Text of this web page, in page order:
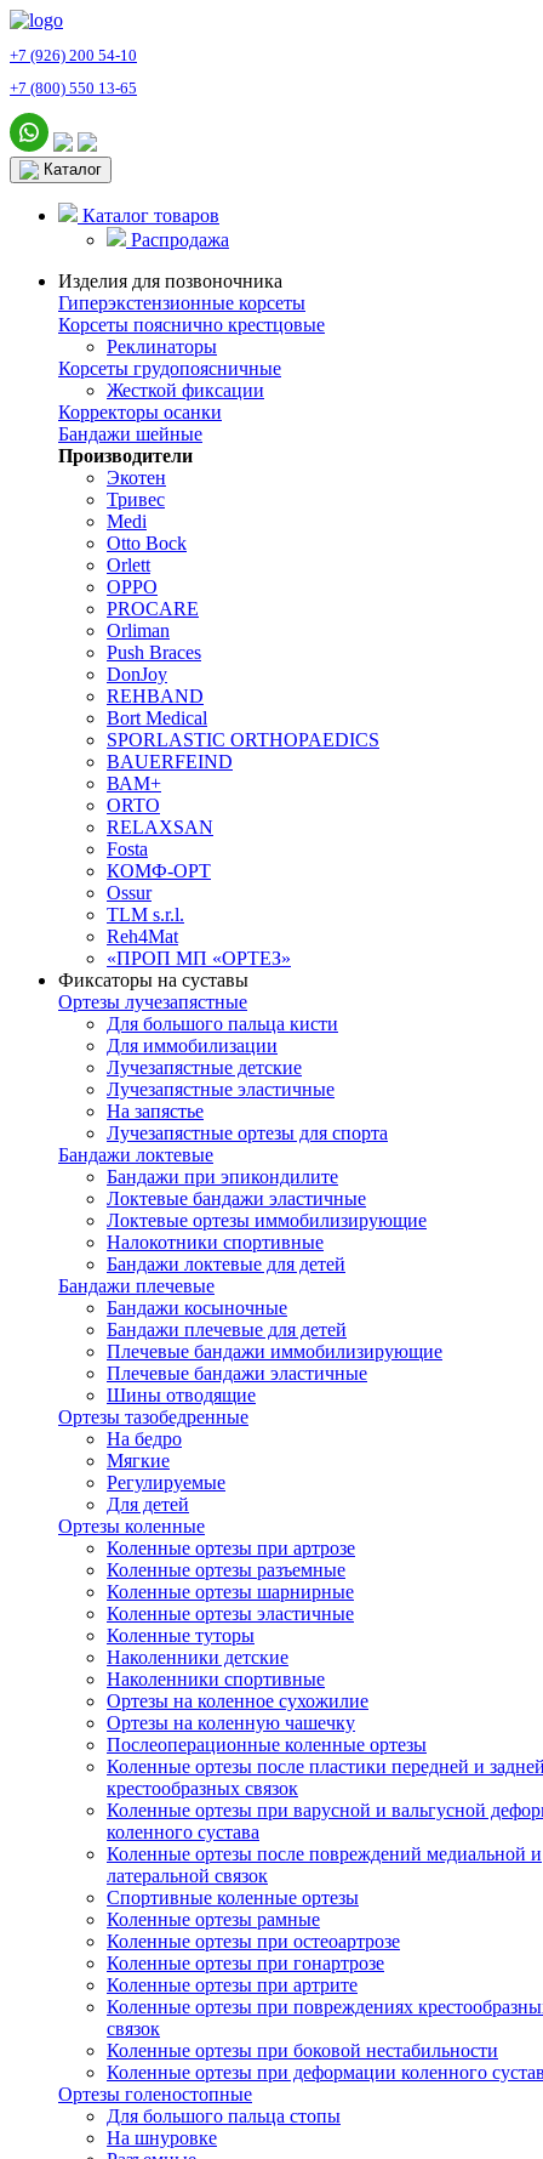
+7 (926) 200 54-10
+7 (800) 550 13-65
Каталог
Каталог товаров
Распродажа
Изделия для позвоночника
Гиперэкстензионные корсеты
Корсеты пояснично крестцовые
Реклинаторы
Корсеты грудопоясничные
Жесткой фиксации
Корректоры осанки
Бандажи шейные
Производители
Экотен
Тривес
Medi
Otto Bock
Orlett
OPPO
PROCARE
Orliman
Push Braces
DonJoy
REHBAND
Bort Medical
SPORLASTIC ORTHOPAEDICS
BAUERFEIND
ВАМ+
ORTO
RELAXSAN
Fosta
КОМФ-ОРТ
Ossur
TLM s.r.l.
Reh4Mat
«ПРОП МП «ОРТЕЗ»
Фиксаторы на суставы
Ортезы лучезапястные
Для большого пальца кисти
Для иммобилизации
Лучезапястные детские
Лучезапястные эластичные
На запястье
Лучезапястные ортезы для спорта
Бандажи локтевые
Бандажи при эпикондилите
Локтевые бандажи эластичные
Локтевые ортезы иммобилизирующие
Налокотники спортивные
Бандажи локтевые для детей
Бандажи плечевые
Бандажи косыночные
Бандажи плечевые для детей
Плечевые бандажи иммобилизирующие
Плечевые бандажи эластичные
Шины отводящие
Ортезы тазобедренные
На бедро
Мягкие
Регулируемые
Для детей
Ортезы коленные
Коленные ортезы при артрозе
Коленные ортезы разъемные
Коленные ортезы шарнирные
Коленные ортезы эластичные
Коленные туторы
Наколенники детские
Наколенники спортивные
Ортезы на коленное сухожилие
Ортезы на коленную чашечку
Послеоперационные коленные ортезы
Коленные ортезы после пластики передней и
крестообразных связок
Коленные ортезы при варусной и вальгусной
коленного сустава
Коленные ортезы после повреждений медиальной и
латеральной связок
Спортивные коленные ортезы
Коленные ортезы рамные
Коленные ортезы при остеоартрозе
Коленные ортезы при гонартрозе
Коленные ортезы при артрите
Коленные ортезы при повреждениях
связок
Коленные ортезы при боковой нестабильности
Коленные ортезы при деформации коленного
Ортезы голеностопные
Для большого пальца стопы
На шнуровке